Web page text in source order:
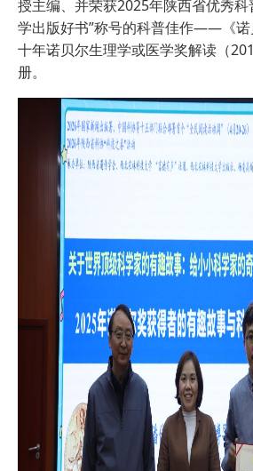
授主编、并荣获2025年陕西省优秀科
学出版好书”称号的科普佳作——《诺
十年诺贝尔生理学或医学奖解读（
册。